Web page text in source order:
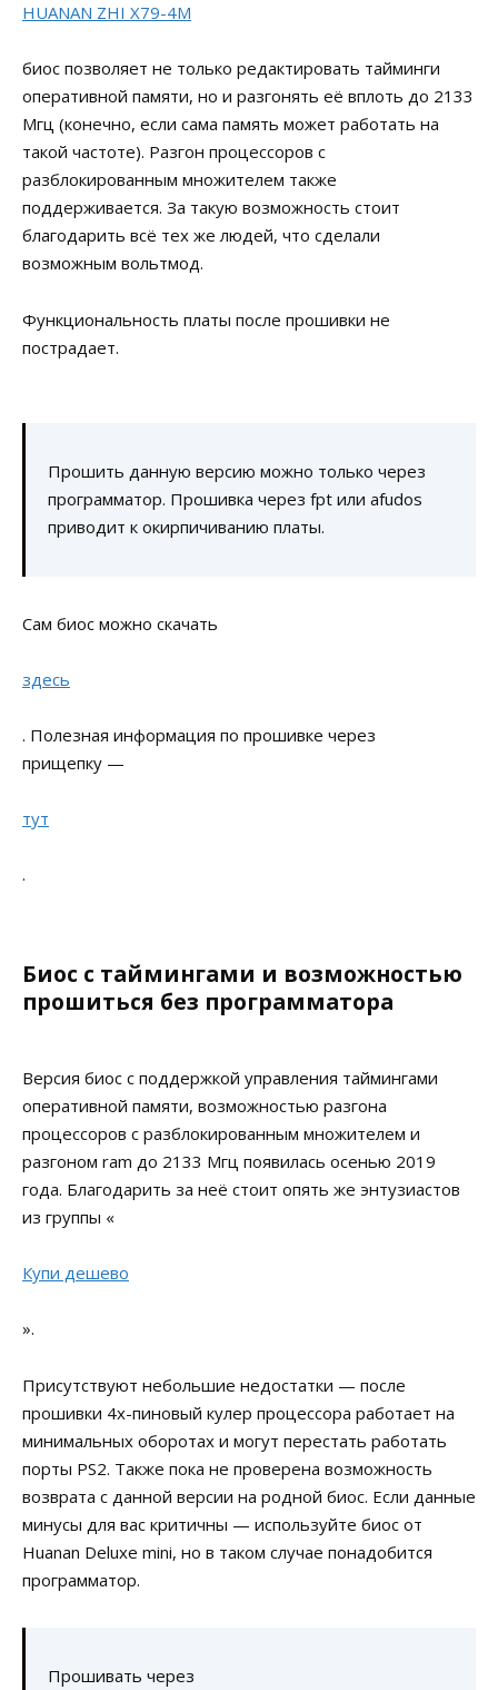
HUANAN ZHI X79-4M
биос позволяет не только редактировать тайминги
оперативной памяти, но и разгонять её вплоть до 2133
Мгц (конечно, если сама память может работать на
такой частоте). Разгон процессоров с
разблокированным множителем также
поддерживается. За такую возможность стоит
благодарить всё тех же людей, что сделали
возможным вольтмод.
Функциональность платы после прошивки не
пострадает.
Прошить данную версию можно только через
программатор. Прошивка через fpt или afudos
приводит к окирпичиванию платы.
Сам биос можно скачать
здесь
. Полезная информация по прошивке через
прищепку —
тут
.
Биос с таймингами и возможностью
прошиться без программатора
Версия биос с поддержкой управления таймингами
оперативной памяти, возможностью разгона
процессоров с разблокированным множителем и
разгоном ram до 2133 Мгц появилась осенью 2019
года. Благодарить за неё стоит опять же энтузиастов
из группы «
Купи дешево
».
Присутствуют небольшие недостатки — после
прошивки 4х-пиновый кулер процессора работает на
минимальных оборотах и могут перестать работать
порты PS2. Также пока не проверена возможность
возврата с данной версии на родной биос. Если данные
минусы для вас критичны — используйте биос от
Huanan Deluxe mini, но в таком случае понадобится
программатор.
Прошивать через